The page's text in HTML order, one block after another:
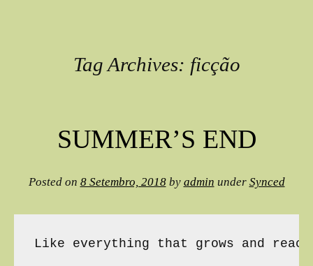
Tag Archives: ficção
SUMMER’S END
Posted on 8 Setembro, 2018by admin under Synced
Like everything that grows and